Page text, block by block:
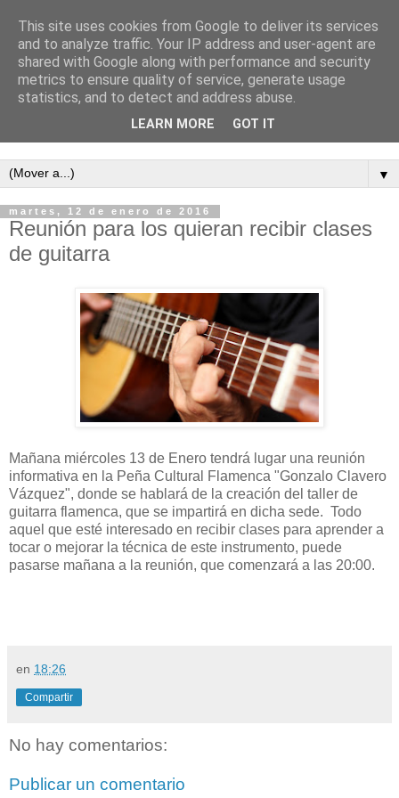
Semanario independiente de Calañas
▼
martes, 12 de enero de 2016
Reunión para los quieran recibir clases
de guitarra
Mañana miércoles 13 de Enero tendrá lugar una reunión
informativa en la Peña Cultural Flamenca "Gonzalo Clavero
Vázquez", donde se hablará de la creación del taller de
guitarra flamenca, que se impartirá en dicha sede. Todo
aquel que esté interesado en recibir clases para aprender a
tocar o mejorar la técnica de este instrumento, puede
pasarse mañana a la reunión, que comenzará a las 20:00.
en 18:26
Compartir
No hay comentarios:
Publicar un comentario
This site uses cookies from Google to deliver its services
and to analyze traffic. Your IP address and user-agent are
shared with Google along with performance and security
metrics to ensure quality of service, generate usage
statistics, and to detect and address abuse.
LEARN MORE GOT IT